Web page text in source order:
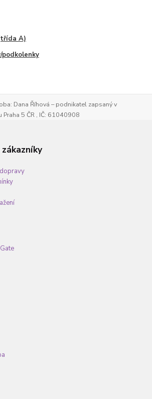
A)
podkolenky
Dana Říhová – podnikatel zapsaný v
5 ČR , IČ: 61040908